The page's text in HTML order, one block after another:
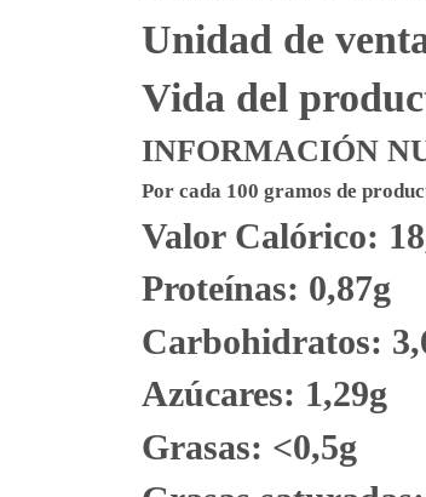
Unidad de
Vida del
INFORMACIÓN
Por cada 100 gramos de
Valor Calórico:
Proteínas: 0,87g
Carbohidratos:
Azúcares: 1,29g
Grasas: <0,5g